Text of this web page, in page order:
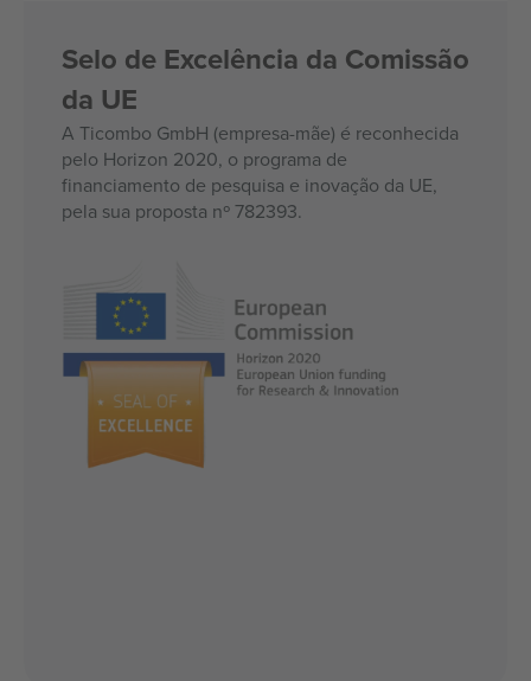
Selo de Excelência da Comissão
da UE
A Ticombo GmbH (empresa-mãe) é reconhecida
pelo Horizon 2020, o programa de
financiamento de pesquisa e inovação da UE,
pela sua proposta nº 782393.